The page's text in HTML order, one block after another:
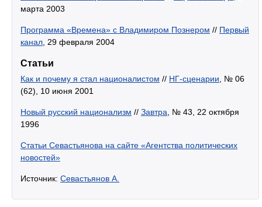
марта 2003
Программа «Времена» с Владимиром Познером // Первый
канал , 29 февраля 2004
Статьи
Как и почему я стал националистом // НГ-сценарии , № 06
(62), 10 июня 2001
Новый русский национализм // Завтра , № 43, 22 октября
1996
Статьи Севастьянова на сайте «Агентства политических
новостей»
Источник: Севастьянов А.